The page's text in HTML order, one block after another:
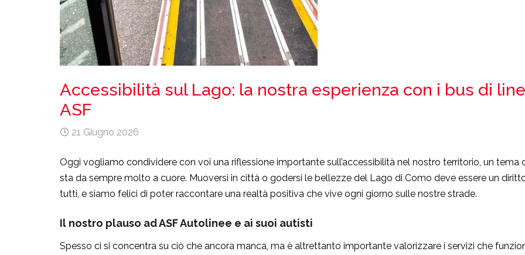
Accessibilità sul Lago: la nostra esperienza con i bus di
ASF
21 Giugno 2026
Oggi vogliamo condividere con voi una riflessione importante sull’accessibilità nel nostro territorio, un tema
sta da sempre molto a cuore. Muoversi in città o godersi le bellezze del Lago di Como deve essere un
tutti, e siamo felici di poter raccontare una realtà positiva che vive ogni giorno sulle nostre strade.
Il nostro plauso ad ASF Autolinee e ai suoi autisti
Spesso ci si concentra su ciò che ancora manca, ma è altrettanto importante valorizzare i servizi che